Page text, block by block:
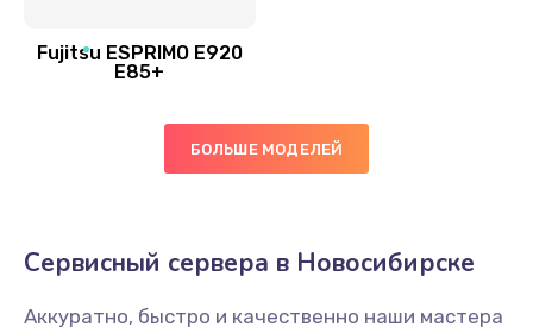
Fujitsu ESPRIMO E920
E85+
БОЛЬШЕ МОДЕЛЕЙ
Сервисный сервера в Новосибирске
Аккуратно, быстро и качественно наши мастера